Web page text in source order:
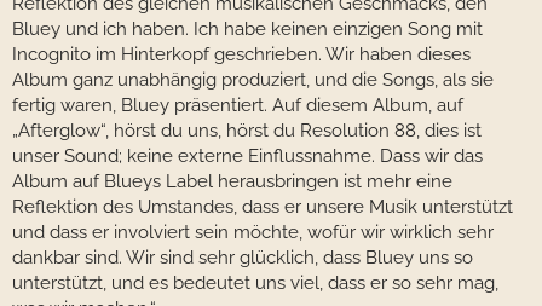
Bluey und ich haben. Ich habe keinen einzigen Song mit
Incognito im Hinterkopf geschrieben. Wir haben dieses
Album ganz unabhängig produziert, und die Songs, als sie
fertig waren, Bluey präsentiert. Auf diesem Album, auf
„Afterglow“, hörst du uns, hörst du Resolution 88, dies ist
unser Sound; keine externe Einflussnahme. Dass wir das
Album auf Blueys Label herausbringen ist mehr eine
Reflektion des Umstandes, dass er unsere Musik unterstützt
und dass er involviert sein möchte, wofür wir wirklich sehr
dankbar sind. Wir sind sehr glücklich, dass Bluey uns so
unterstützt, und es bedeutet uns viel, dass er so sehr mag,